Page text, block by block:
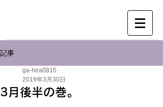
記事
3月後半の巻。
ga-hira0815
2019年3月30日